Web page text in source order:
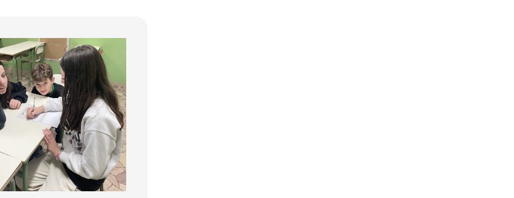
1 terzo incontro